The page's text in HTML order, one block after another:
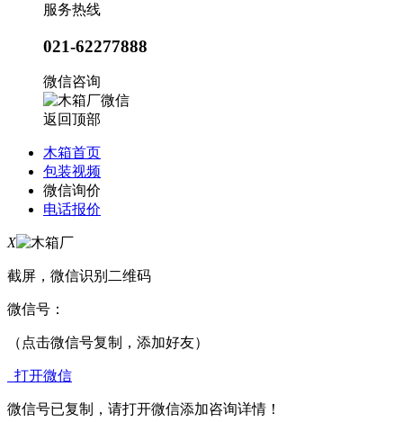
服务热线
021-62277888
微信咨询
返回顶部
木箱首页
包装视频
微信询价
电话报价
X
截屏，微信识别二维码
微信号：
（点击微信号复制，添加好友）
打开微信
微信号已复制，请打开微信添加咨询详情！